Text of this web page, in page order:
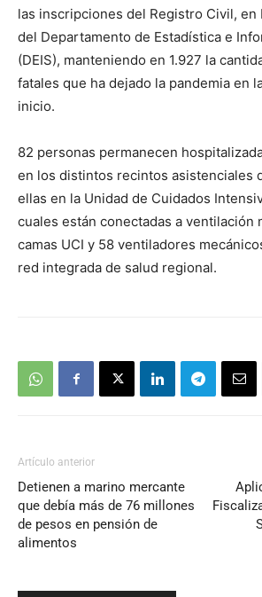
las inscripciones del Registro Civil, en
del Departamento de Estadística e
(DEIS), manteniendo en 1.927 la
fatales que ha dejado la pandemia en
inicio.
82 personas permanecen
en los distintos recintos asistenciales
ellas en la Unidad de Cuidados
cuales están conectadas a ventilación
camas UCI y 58 ventiladores
red integrada de salud regional.
Artículo anterior
Detienen a marino mercante
que debía más de 76 millones
de pesos en pensión de
alimentos